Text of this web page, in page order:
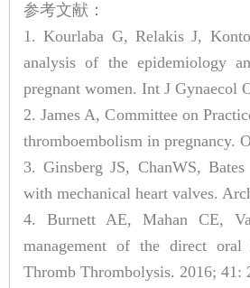
参考文献：
1. Kourlaba G, Relakis J,
analysis of the epidemiology
pregnant women. Int J Gynaecol
2. James A, Committee on
thromboembolism in pregnancy.
3. Ginsberg JS, ChanWS,
with mechanical heart valves.
4. Burnett AE, Mahan CE,
management of the direct
Thromb Thrombolysis. 2016; 41: